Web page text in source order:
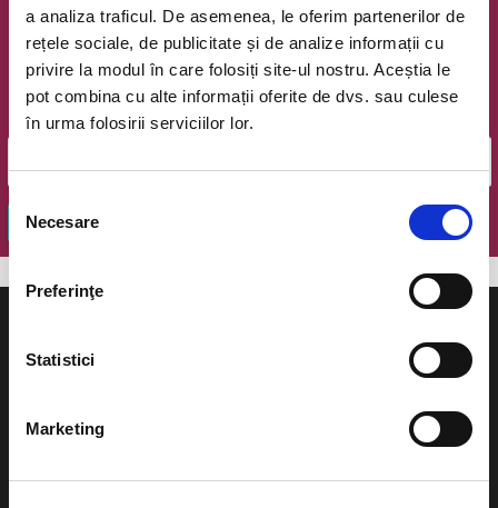
a analiza traficul. De asemenea, le oferim partenerilor de
rețele sociale, de publicitate și de analize informații cu
privire la modul în care folosiți site-ul nostru. Aceștia le
pot combina cu alte informații oferite de dvs. sau culese
în urma folosirii serviciilor lor.
consimțământului
Necesare
Preferinţe
Statistici
Marketing
Newsletter @ Bilete.ro
Oferte exclusive si o editie saptamanala cu cele mai noi
evenimente.
Email
OK
Cum comand bilete?